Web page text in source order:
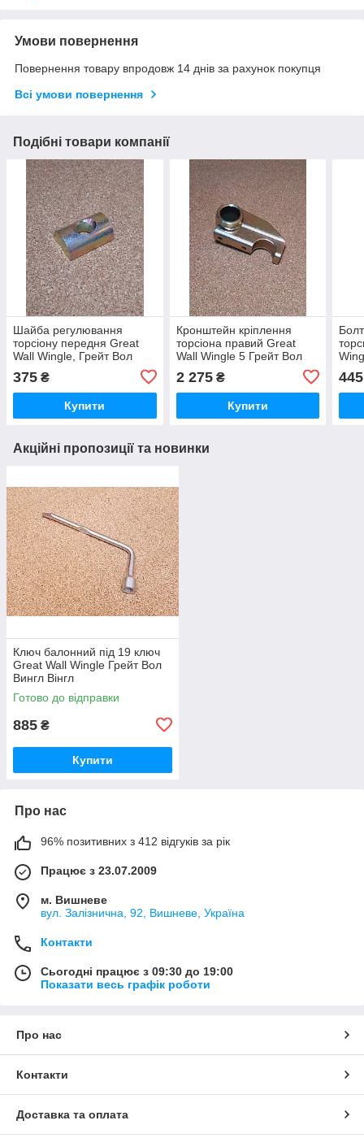
Умови повернення
Повернення товару впродовж 14 днів за рахунок покупця
Всі умови повернення
Подібні товари компанії
Шайба регулювання
торсіону передня Great
Wall Wingle, Грейт Вол
375 ₴
Купити
Кронштейн кріплення
торсіона правий Great
Wall Wingle 5 Грейт Вол
Вингл 5 Грейт Вол Вингл
2 275₴
Купити
445
Акційні пропозиції та новинки
Ключ балонний під 19 ключ
Great Wall Wingle Грейт Вол
Вингл Вінгл
Готово до відправки
885 ₴
Купити
Про нас
96% позитивних з 412 відгуків за рік
Працює з 23.07.2009
м. Вишневе
вул. Залізнична, 92, Вишневе, Україна
Контакти
Сьогодні працює з 09:30 до 19:00
Показати весь графік роботи
Про нас
Контакти
Доставка та оплата